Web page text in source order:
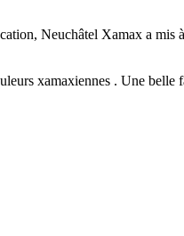
Neuchâtel Xamax a mis
xamaxiennes . Une belle